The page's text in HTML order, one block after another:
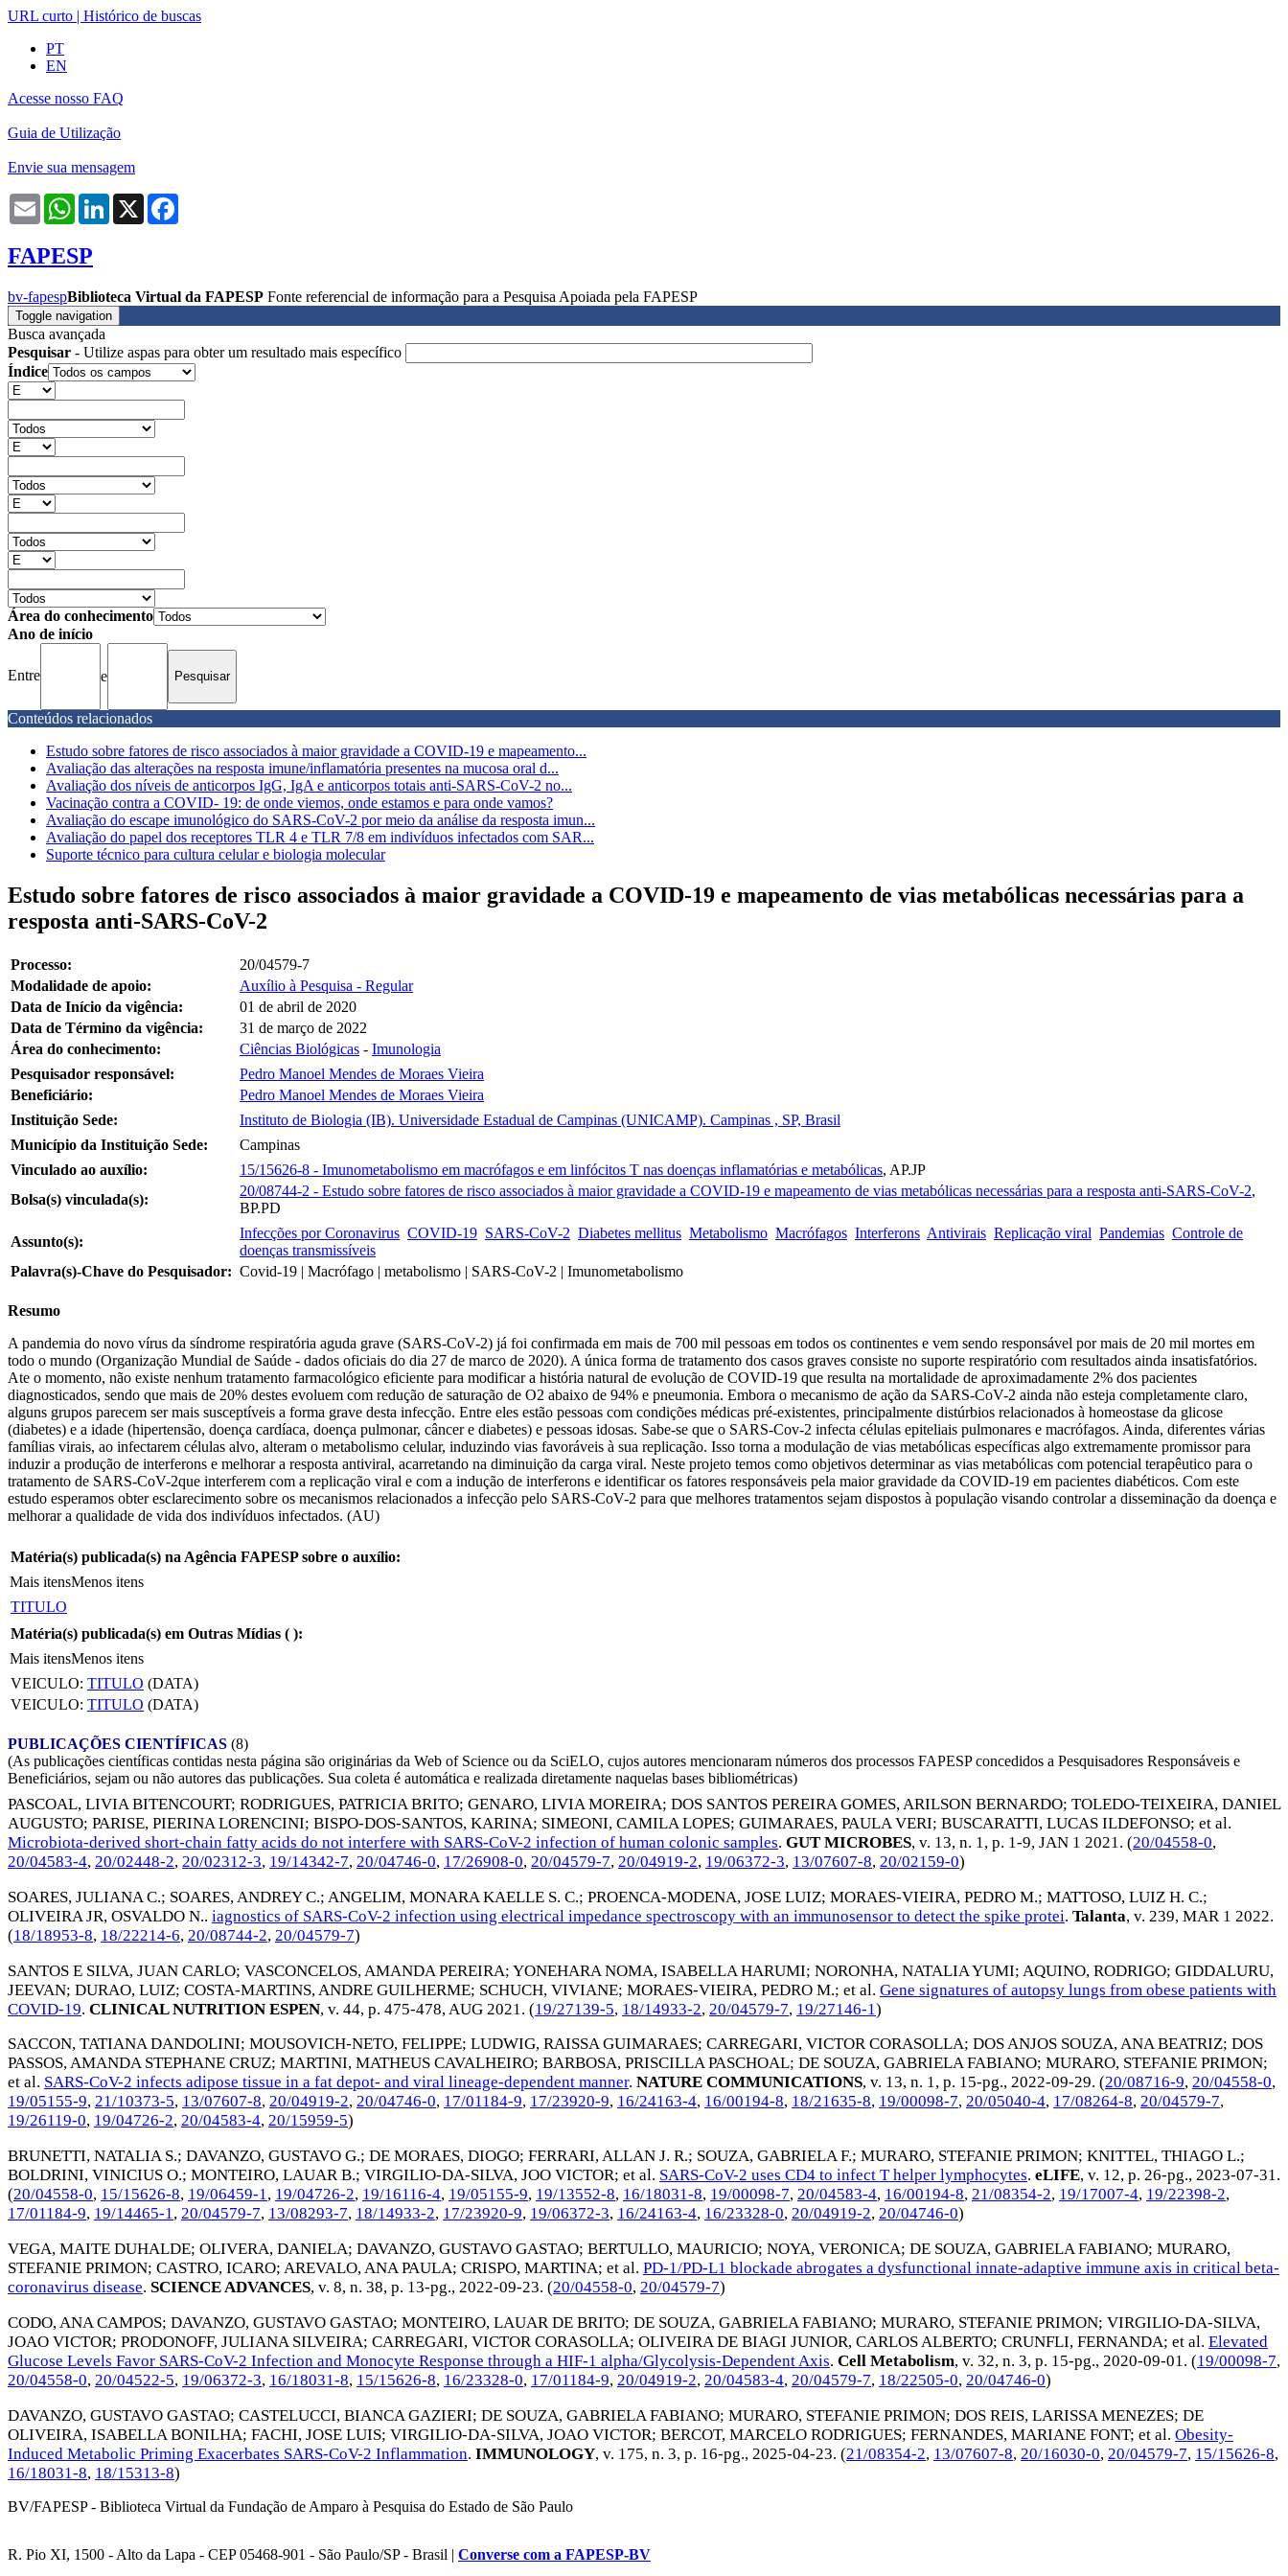
URL curto | Histórico de buscas
PT
EN
Acesse nosso FAQ
Guia de Utilização
Envie sua mensagem
Email WhatsAppLinkedIn
X
FAPESP
bv-fapespBiblioteca Virtual da FAPESP Fonte referencial de informação para a Pesquisa Apoiada pela FAPESP
Toggle navigation
Busca avançada
Pesquisar - Utilize aspas para obter um resultado mais específico
Índice
Área do conhecimento
Ano de início
Entre e
Conteúdos relacionados
Estudo sobre fatores de risco associados à maior gravidade a COVID-19 e mapeamento...
Avaliação das alterações na resposta imune/inflamatória presentes na mucosa oral d...
Avaliação dos níveis de anticorpos IgG, IgA e anticorpos totais anti-SARS-CoV-2 no...
Vacinação contra a COVID- 19: de onde viemos, onde estamos e para onde vamos?
Avaliação do escape imunológico do SARS-CoV-2 por meio da análise da resposta imun...
Avaliação do papel dos receptores TLR 4 e TLR 7/8 em indivíduos infectados com SAR...
Suporte técnico para cultura celular e biologia molecular
Estudo sobre fatores de risco associados à maior gravidade a COVID-19 e mapeamento de vias metabólicas necessárias para a
resposta anti-SARS-CoV-2
Processo:
20/04579-7
Modalidade de apoio:
Auxílio à Pesquisa - Regular
Data de Início da vigência:
01 de abril de 2020
Data de Término da vigência:
31 de março de 2022
Área do conhecimento:
Ciências Biológicas - Imunologia
Pesquisador responsável:
Pedro Manoel Mendes de Moraes Vieira
Beneficiário:
Pedro Manoel Mendes de Moraes Vieira
Instituição Sede:
Instituto de Biologia (IB). Universidade Estadual de Campinas (UNICAMP). Campinas , SP, Brasil
Município da Instituição Sede:
Campinas
Vinculado ao auxílio:
15/15626-8 - Imunometabolismo em macrófagos e em linfócitos T nas doenças inflamatórias e metabólicas, AP.JP
Bolsa(s) vinculada(s):
20/08744-2 - Estudo sobre fatores de risco associados à maior gravidade a COVID-19 e mapeamento de vias metabólicas necessárias para a resposta anti-SARS-CoV-2,
BP.PD
Assunto(s):
Infecções por Coronavirus COVID-19 SARS-CoV-2 Diabetes mellitus Metabolismo Macrófagos Interferons Antivirais Replicação viral Pandemias Controle de
doenças transmissíveis
Palavra(s)-Chave do Pesquisador: Covid-19 | Macrófago | metabolismo | SARS-CoV-2 | Imunometabolismo
Resumo
A pandemia do novo vírus da síndrome respiratória aguda grave (SARS-CoV-2) já foi confirmada em mais de 700 mil pessoas em todos os continentes e vem sendo responsável por mais de 20 mil mortes em
todo o mundo (Organização Mundial de Saúde - dados oficiais do dia 27 de marco de 2020). A única forma de tratamento dos casos graves consiste no suporte respiratório com resultados ainda insatisfatórios.
Ate o momento, não existe nenhum tratamento farmacológico eficiente para modificar a história natural de evolução de COVID-19 que resulta na mortalidade de aproximadamente 2% dos pacientes
diagnosticados, sendo que mais de 20% destes evoluem com redução de saturação de O2 abaixo de 94% e pneumonia. Embora o mecanismo de ação da SARS-CoV-2 ainda não esteja completamente claro,
alguns grupos parecem ser mais susceptíveis a forma grave desta infecção. Entre eles estão pessoas com condições médicas pré-existentes, principalmente distúrbios relacionados à homeostase da glicose
(diabetes) e a idade (hipertensão, doença cardíaca, doença pulmonar, câncer e diabetes) e pessoas idosas. Sabe-se que o SARS-Cov-2 infecta células epiteliais pulmonares e macrófagos. Ainda, diferentes várias
famílias virais, ao infectarem células alvo, alteram o metabolismo celular, induzindo vias favoráveis à sua replicação. Isso torna a modulação de vias metabólicas específicas algo extremamente promissor para
induzir a produção de interferons e melhorar a resposta antiviral, acarretando na diminuição da carga viral. Neste projeto temos como objetivos determinar as vias metabólicas com potencial terapêutico para o
tratamento de SARS-CoV-2que interferem com a replicação viral e com a indução de interferons e identificar os fatores responsáveis pela maior gravidade da COVID-19 em pacientes diabéticos. Com este
estudo esperamos obter esclarecimento sobre os mecanismos relacionados a infecção pelo SARS-CoV-2 para que melhores tratamentos sejam dispostos à população visando controlar a disseminação da doença e
melhorar a qualidade de vida dos indivíduos infectados. (AU)
Matéria(s) publicada(s) na Agência FAPESP sobre o auxílio:
Mais itensMenos itens
TITULO
Matéria(s) publicada(s) em Outras Mídias ( ):
Mais itensMenos itens
VEICULO: TITULO (DATA)
VEICULO: TITULO (DATA)
PUBLICAÇÕES CIENTÍFICAS (8)
(As publicações científicas contidas nesta página são originárias da Web of Science ou da SciELO, cujos autores mencionaram números dos processos FAPESP concedidos a Pesquisadores Responsáveis e
Beneficiários, sejam ou não autores das publicações. Sua coleta é automática e realizada diretamente naquelas bases bibliométricas)
PASCOAL, LIVIA BITENCOURT; RODRIGUES, PATRICIA BRITO; GENARO, LIVIA MOREIRA; DOS SANTOS PEREIRA GOMES, ARILSON BERNARDO; TOLEDO-TEIXEIRA, DANIEL
AUGUSTO; PARISE, PIERINA LORENCINI; BISPO-DOS-SANTOS, KARINA; SIMEONI, CAMILA LOPES; GUIMARAES, PAULA VERI; BUSCARATTI, LUCAS ILDEFONSO; et al.
Microbiota-derived short-chain fatty acids do not interfere with SARS-CoV-2 infection of human colonic samples. GUT MICROBES, v. 13, n. 1, p. 1-9, JAN 1 2021. (20/04558-0,
20/04583-4, 20/02448-2, 20/02312-3, 19/14342-7, 20/04746-0, 17/26908-0, 20/04579-7, 20/04919-2, 19/06372-3, 13/07607-8, 20/02159-0)
SOARES, JULIANA C.; SOARES, ANDREY C.; ANGELIM, MONARA KAELLE S. C.; PROENCA-MODENA, JOSE LUIZ; MORAES-VIEIRA, PEDRO M.; MATTOSO, LUIZ H. C.;
OLIVEIRA JR, OSVALDO N.. iagnostics of SARS-CoV-2 infection using electrical impedance spectroscopy with an immunosensor to detect the spike protei. Talanta, v. 239, MAR 1 2022.
(18/18953-8, 18/22214-6, 20/08744-2, 20/04579-7)
SANTOS E SILVA, JUAN CARLO; VASCONCELOS, AMANDA PEREIRA; YONEHARA NOMA, ISABELLA HARUMI; NORONHA, NATALIA YUMI; AQUINO, RODRIGO; GIDDALURU,
JEEVAN; DURAO, LUIZ; COSTA-MARTINS, ANDRE GUILHERME; SCHUCH, VIVIANE; MORAES-VIEIRA, PEDRO M.; et al. Gene signatures of autopsy lungs from obese patients with
COVID-19. CLINICAL NUTRITION ESPEN, v. 44, p. 475-478, AUG 2021 . (19/27139-5, 18/14933-2, 20/04579-7, 19/27146-1)
SACCON, TATIANA DANDOLINI; MOUSOVICH-NETO, FELIPPE; LUDWIG, RAISSA GUIMARAES; CARREGARI, VICTOR CORASOLLA; DOS ANJOS SOUZA, ANA BEATRIZ; DOS
PASSOS, AMANDA STEPHANE CRUZ; MARTINI, MATHEUS CAVALHEIRO; BARBOSA, PRISCILLA PASCHOAL; DE SOUZA, GABRIELA FABIANO; MURARO, STEFANIE PRIMON;
et al. SARS-CoV-2 infects adipose tissue in a fat depot- and viral lineage-dependent manner. NATURE COMMUNICATIONS, v. 13, n. 1, p. 15-pg., 2022-09-29. (20/08716-9, 20/04558-0,
19/05155-9, 21/10373-5, 13/07607-8, 20/04919-2, 20/04746-0, 17/01184-9, 17/23920-9, 16/24163-4, 16/00194-8, 18/21635-8, 19/00098-7, 20/05040-4, 17/08264-8, 20/04579-7,
19/26119-0, 19/04726-2, 20/04583-4, 20/15959-5)
BRUNETTI, NATALIA S.; DAVANZO, GUSTAVO G.; DE MORAES, DIOGO; FERRARI, ALLAN J. R.; SOUZA, GABRIELA F.; MURARO, STEFANIE PRIMON; KNITTEL, THIAGO L.;
BOLDRINI, VINICIUS O.; MONTEIRO, LAUAR B.; VIRGILIO-DA-SILVA, JOO VICTOR; et al. SARS-CoV-2 uses CD4 to infect T helper lymphocytes. eLIFE, v. 12, p. 26-pg., 2023-07-31.
(20/04558-0, 15/15626-8, 19/06459-1, 19/04726-2, 19/16116-4, 19/05155-9, 19/13552-8, 16/18031-8, 19/00098-7, 20/04583-4, 16/00194-8, 21/08354-2, 19/17007-4, 19/22398-2,
17/01184-9, 19/14465-1, 20/04579-7, 13/08293-7, 18/14933-2, 17/23920-9, 19/06372-3, 16/24163-4, 16/23328-0, 20/04919-2, 20/04746-0)
VEGA, MAITE DUHALDE; OLIVERA, DANIELA; DAVANZO, GUSTAVO GASTAO; BERTULLO, MAURICIO; NOYA, VERONICA; DE SOUZA, GABRIELA FABIANO; MURARO,
STEFANIE PRIMON; CASTRO, ICARO; AREVALO, ANA PAULA; CRISPO, MARTINA; et al. PD-1/PD-L1 blockade abrogates a dysfunctional innate-adaptive immune axis in critical beta-
coronavirus disease. SCIENCE ADVANCES, v. 8, n. 38, p. 13-pg., 2022-09-23. (20/04558-0, 20/04579-7)
CODO, ANA CAMPOS; DAVANZO, GUSTAVO GASTAO; MONTEIRO, LAUAR DE BRITO; DE SOUZA, GABRIELA FABIANO; MURARO, STEFANIE PRIMON; VIRGILIO-DA-SILVA,
JOAO VICTOR; PRODONOFF, JULIANA SILVEIRA; CARREGARI, VICTOR CORASOLLA; OLIVEIRA DE BIAGI JUNIOR, CARLOS ALBERTO; CRUNFLI, FERNANDA; et al. Elevated
Glucose Levels Favor SARS-CoV-2 Infection and Monocyte Response through a HIF-1 alpha/Glycolysis-Dependent Axis. Cell Metabolism, v. 32, n. 3, p. 15-pg., 2020-09-01 . (19/00098-7,
20/04558-0, 20/04522-5, 19/06372-3, 16/18031-8, 15/15626-8, 16/23328-0, 17/01184-9, 20/04919-2, 20/04583-4, 20/04579-7, 18/22505-0, 20/04746-0)
DAVANZO, GUSTAVO GASTAO; CASTELUCCI, BIANCA GAZIERI; DE SOUZA, GABRIELA FABIANO; MURARO, STEFANIE PRIMON; DOS REIS, LARISSA MENEZES; DE
OLIVEIRA, ISABELLA BONILHA; FACHI, JOSE LUIS; VIRGILIO-DA-SILVA, JOAO VICTOR; BERCOT, MARCELO RODRIGUES; FERNANDES, MARIANE FONT; et al. Obesity-
Induced Metabolic Priming Exacerbates SARS-CoV-2 Inflammation. IMMUNOLOGY, v. 175, n. 3, p. 16-pg., 2025-04-23. (21/08354-2, 13/07607-8, 20/16030-0, 20/04579-7, 15/15626-8,
16/18031-8, 18/15313-8)
BV/FAPESP - Biblioteca Virtual da Fundação de Amparo à Pesquisa do Estado de São Paulo
R. Pio XI, 1500 - Alto da Lapa - CEP 05468-901 - São Paulo/SP - Brasil | Converse com a FAPESP-BV